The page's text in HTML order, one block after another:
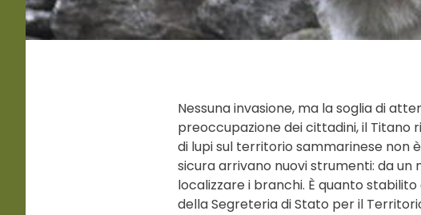
Nessuna invasione, ma la soglia di
preoccupazione dei cittadini, il Titano
di lupi sul territorio sammarinese non
sicura arrivano nuovi strumenti: da
localizzare i branchi. È quanto
della Segreteria di Stato per il